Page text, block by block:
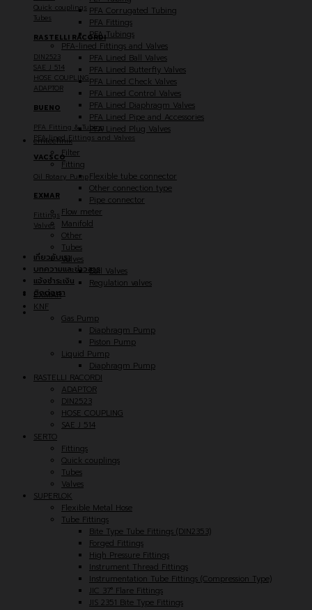
Quick couplings
Tubes
RASTELLI RACORDI
DIN2523
SAE J 514
HOSE COUPLING
ADAPTOR
BUENO
PFA Fitting & Tubing
PFA-lined Fittings and Valves
VACSCO
Oil Rotary Pump
EXMAR
Fittings
Valves
เกี่ยวกับเรา
บทความและข่าวสาร
แจ้งชำระเงิน
ติดต่อเรา
PFA Corrugated Tubing
PFA Fittings
PFA Tubings
PFA-lined Fittings and Valves
PFA Lined Ball Valves
PFA Lined Butterfly Valves
PFA Lined Check Valves
PFA Lined Control Valves
PFA Lined Diaphragm Valves
PFA Lined Pipe and Accessories
PFA Lined Plug Valves
emtechnik
Filter
Fitting
Flexible tube connector
Other connection type
Pipe connector
Flow meter
Manifold
Other
Tubes
Valves
Ball Valves
Regulation valves
EXMAR
KNF
Gas Pump
Diaphragm Pump
Piston Pump
Liquid Pump
Diaphragm Pump
RASTELLI RACORDI
ADAPTOR
DIN2523
HOSE COUPLING
SAE J 514
SERTO
Fittings
Quick couplings
Tubes
Valves
SUPERLOK
Flexible Metal Hose
Tube Fittings
Bite Type Tube Fittings (DIN2353)
Forged Fittings
High Pressure Fittings
Instrument Thread Fittings
Instrumentation Tube Fittings (Compression Type)
JIC 37° Flare Fittings
JIS 2351 Bite Type Fittings